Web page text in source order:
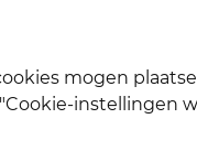
elkaar
mogen
instellingen